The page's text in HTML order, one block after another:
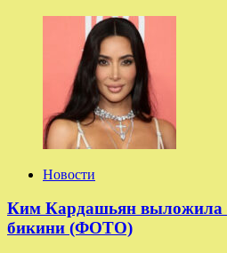
Новости
Ким Кардашьян выложила
бикини (ФОТО)